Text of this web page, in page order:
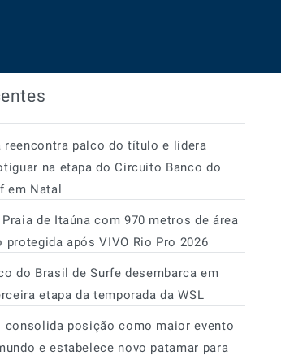
reencontra palco do título e lidera
na etapa do Circuito Banco do
em Natal
Praia de Itaúna com 970 metros de área
protegida após VIVO Rio Pro 2026
do Brasil de Surfe desembarca em
etapa da temporada da WSL
consolida posição como maior evento
e estabelece novo patamar para